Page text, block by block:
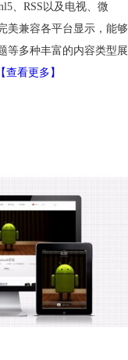
、RSS以及电视、微
美兼容各平台显示，能够
等多种丰富的内容类型展
【查看更多】